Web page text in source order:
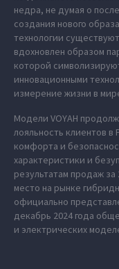
недра, не думая о
создания нового
технологии
вдохновлен образом
которой
инновационными
измерение жизни в
Модели VOYAH
лояльность клиентов
комфорта и
характеристики и
результатам продаж за
место на рынке
официально
декабрь 2024 года
и электрических